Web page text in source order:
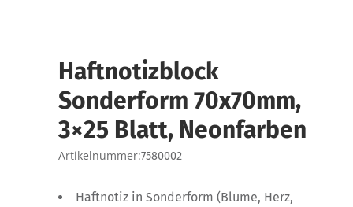
Haftnotizblock
Sonderform 70x70mm,
3×25 Blatt, Neonfarben
Artikelnummer:7580002
Haftnotiz in Sonderform (Blume, Herz,